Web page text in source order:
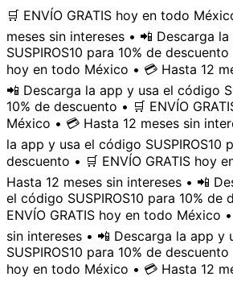
🛒 ENVÍO GRATIS hoy en todo
meses sin intereses • 📲 Descarga
SUSPIROS10 para 10% de descuento
hoy en todo México • 💳 Hasta 12
📲 Descarga la app y usa el código
10% de descuento • 🛒 ENVÍO
México • 💳 Hasta 12 meses sin
la app y usa el código SUSPIROS10
descuento • 🛒 ENVÍO GRATIS hoy
Hasta 12 meses sin intereses • 📲
el código SUSPIROS10 para 10% de
ENVÍO GRATIS hoy en todo México
sin intereses • 📲 Descarga la app y
SUSPIROS10 para 10% de descuento
hoy en todo México • 💳 Hasta 12